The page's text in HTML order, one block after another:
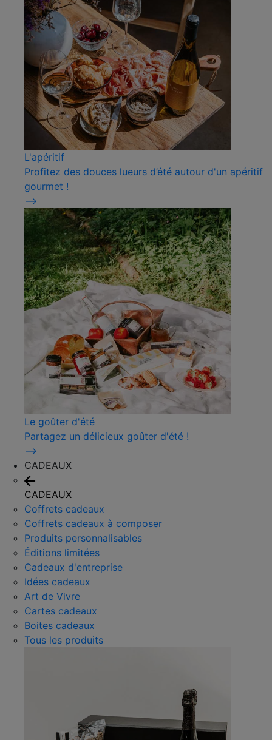
L'apéritif
Profitez des douces lueurs d’été autour d'un apéritif
gourmet !
⟶
Le goûter d'été
Partagez un délicieux goûter d'été !
⟶
CADEAUX
CADEAUX
Coffrets cadeaux
Coffrets cadeaux à composer
Produits personnalisables
Éditions limitées
Cadeaux d'entreprise
Idées cadeaux
Art de Vivre
Cartes cadeaux
Boites cadeaux
Tous les produits